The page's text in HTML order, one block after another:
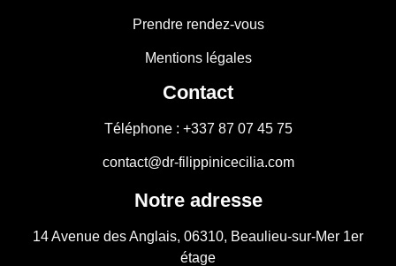
Prendre rendez-vous
Mentions légales
Contact
Téléphone : +337 87 07 45 75
contact@dr-filippinicecilia.com
Notre adresse
14 Avenue des Anglais, 06310, Beaulieu-sur-Mer 1er
étage